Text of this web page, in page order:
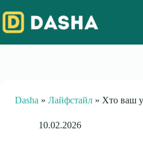
to
content
Dasha » Лайфстайл » Хто ваш
10.02.2026